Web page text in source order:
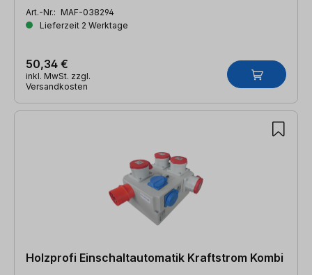
Art.-Nr.: MAF-038294
Lieferzeit 2 Werktage
50,34 €
inkl. MwSt. zzgl.
Versandkosten
Holzprofi Einschaltautomatik Kraftstrom Kombi